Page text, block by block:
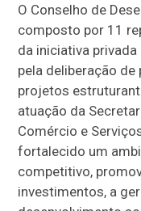
O Conselho de
composto por 11
da iniciativa privada
pela deliberação
projetos
atuação da
Comércio e
fortalecido um
competitivo,
investimentos, a